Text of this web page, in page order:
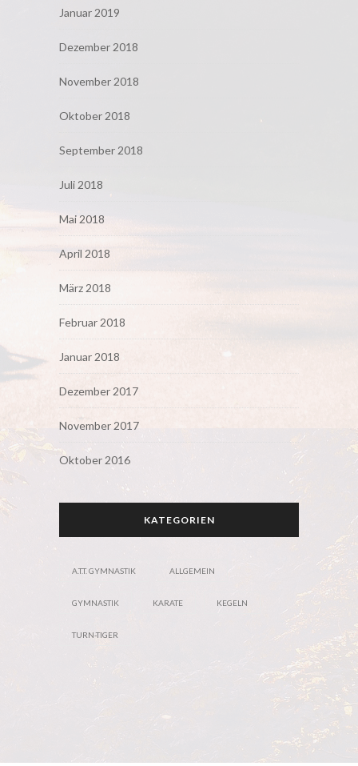
Januar 2019
Dezember 2018
November 2018
Oktober 2018
September 2018
Juli 2018
Mai 2018
April 2018
März 2018
Februar 2018
Januar 2018
Dezember 2017
November 2017
Oktober 2016
KATEGORIEN
A.T.T. GYMNASTIK ALLGEMEIN
GYMNASTIK KARATE KEGELN
TURN-TIGER